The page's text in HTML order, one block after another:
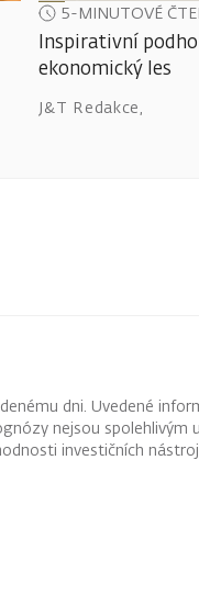
5-MINUTOVÉ
Inspirativní
ekonomický les
J&T Redakce,
dni. Uvedené
nejsou spolehlivým
investičních